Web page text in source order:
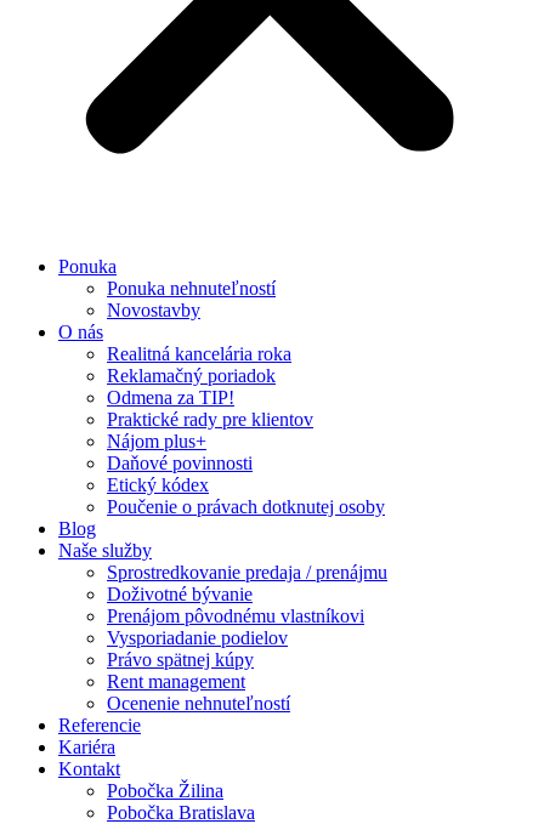
Ponuka
Ponuka nehnuteľností
Novostavby
O nás
Realitná kancelária roka
Reklamačný poriadok
Odmena za TIP!
Praktické rady pre klientov
Nájom plus+
Daňové povinnosti
Etický kódex
Poučenie o právach dotknutej osoby
Blog
Naše služby
Sprostredkovanie predaja / prenájmu
Doživotné bývanie
Prenájom pôvodnému vlastníkovi
Vysporiadanie podielov
Právo spätnej kúpy
Rent management
Ocenenie nehnuteľností
Referencie
Kariéra
Kontakt
Pobočka Žilina
Pobočka Bratislava